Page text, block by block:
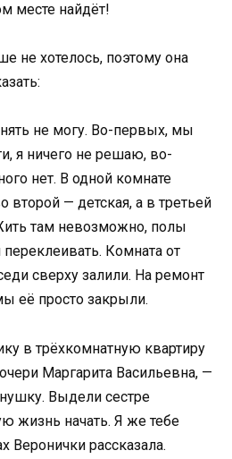
месте найдёт!
не хотелось, поэтому она
не могу. Во-первых, мы
я ничего не решаю, во-
нет. В одной комнате
— детская, а в третьей
там невозможно, полы
Комната от
сверху залили. На ремонт
её просто закрыли.
в трёхкомнатную квартиру
Маргарита Васильевна, —
Выдели сестре
жизнь начать. Я же тебе
Веронички рассказала.